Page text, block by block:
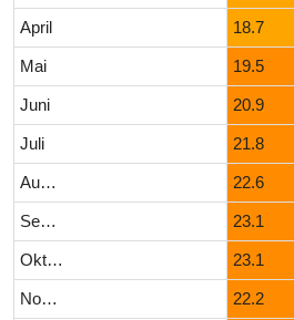
April 18.7
Mai 19.5
Juni 20.9
Juli 21.8
August 22.6
September 23.1
Oktober 23.1
November 22.2